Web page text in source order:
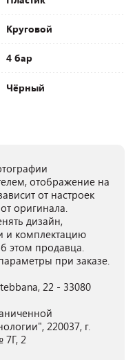
Круговой
4 бар
Чёрный
отображение на
от настроек
оригинала.
дизайн,
и комплектацию
этом продавца.
при заказе.
22 - 33080
220037, г.
2